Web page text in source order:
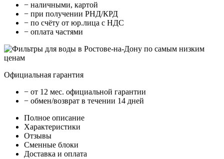
− наличными, картой
− при получении РНД/КРД
− по счёту от юр.лица с НДС
− оплата частями
Официальная гарантия
− от 12 мес. официальной гарантии
− обмен/возврат в течении 14 дней
Полное описание
Характеристики
Отзывы
Сменные блоки
Доставка и оплата